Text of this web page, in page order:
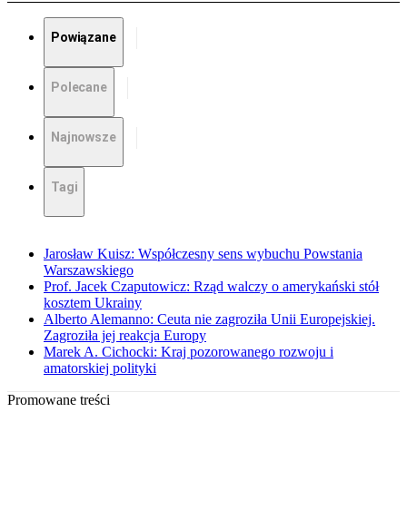
Powiązane
Polecane
Najnowsze
Tagi
Jarosław Kuisz: Współczesny sens wybuchu Powstania
Warszawskiego
Prof. Jacek Czaputowicz: Rząd walczy o amerykański stół
kosztem Ukrainy
Alberto Alemanno: Ceuta nie zagroziła Unii Europejskiej.
Zagroziła jej reakcja Europy
Marek A. Cichocki: Kraj pozorowanego rozwoju i
amatorskiej polityki
Promowane treści